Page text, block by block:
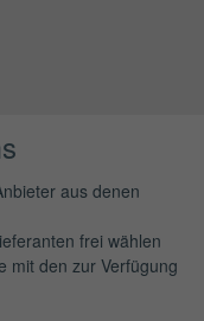
aus denen
frei wählen
mit den zur Verfügung